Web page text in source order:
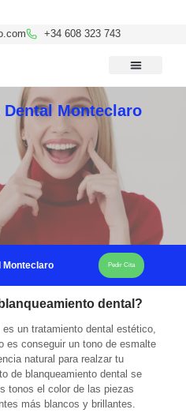
+34 608 323 743
Monteclaro
Monteclaro Pedir Cita
dental?
es un tratamiento dental estético,
es conseguir un tono de esmalte
natural para realzar tu
de blanqueamiento dental se
tonos el color de las piezas
más blancos y brillantes.